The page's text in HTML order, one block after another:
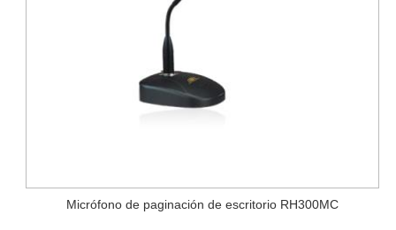
Micrófono de paginación de escritorio RH300MC